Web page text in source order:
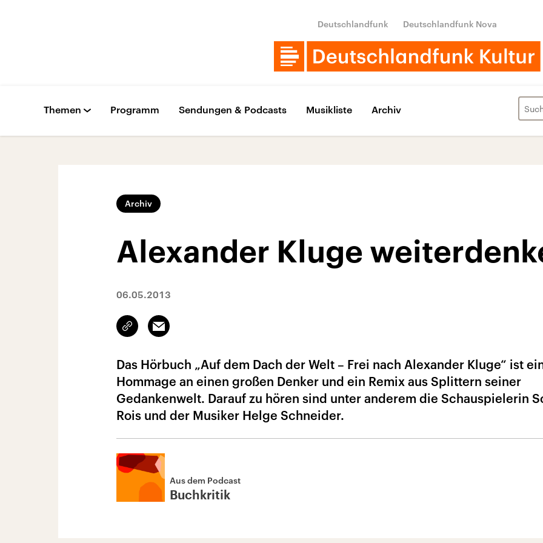
Deutschlandfunk Deutschlandfunk Nova
Themen Programm Sendungen & Podcasts Musikliste Archiv
Archiv
Alexander Kluge
06.05.2013
Link
kopieren/teilen
Email
Das Hörbuch „Auf dem Dach der Welt – Frei nach Alexander Kluge“ ist
Hommage an einen großen Denker und ein Remix aus Splittern seiner
Gedankenwelt. Darauf zu hören sind unter anderem die Schauspielerin
Rois und der Musiker Helge Schneider.
Aus dem Podcast
Buchkritik